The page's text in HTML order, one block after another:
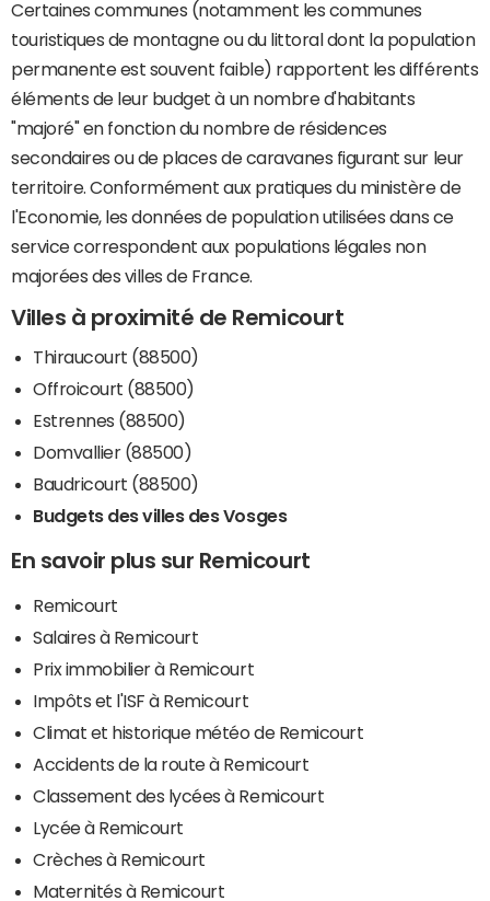
Certaines communes (notamment les communes
touristiques de montagne ou du littoral dont la population
permanente est souvent faible) rapportent les différents
éléments de leur budget à un nombre d'habitants
"majoré" en fonction du nombre de résidences
secondaires ou de places de caravanes figurant sur leur
territoire. Conformément aux pratiques du ministère de
l'Economie, les données de population utilisées dans ce
service correspondent aux populations légales non
majorées des villes de France.
Villes à proximité de Remicourt
Thiraucourt (88500)
Offroicourt (88500)
Estrennes (88500)
Domvallier (88500)
Baudricourt (88500)
Budgets des villes des Vosges
En savoir plus sur Remicourt
Remicourt
Salaires à Remicourt
Prix immobilier à Remicourt
Impôts et l'ISF à Remicourt
Climat et historique météo de Remicourt
Accidents de la route à Remicourt
Classement des lycées à Remicourt
Lycée à Remicourt
Crèches à Remicourt
Maternités à Remicourt